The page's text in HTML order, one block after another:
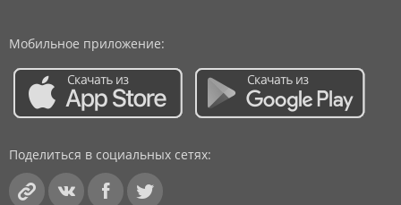
Мобильное приложение:
Поделиться в социальных сетях: